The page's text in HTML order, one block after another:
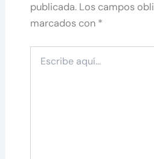
publicada. Los campos
marcados con *
aquí...